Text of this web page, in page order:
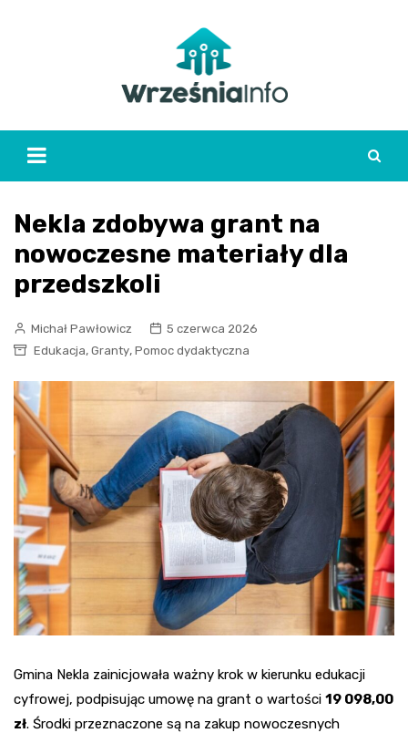
Nekla zdobywa grant na
nowoczesne materiały dla
przedszkoli
Michał Pawłowicz
5 czerwca 2026
Edukacja, Granty, Pomoc dydaktyczna
Gmina Nekla zainicjowała ważny krok w kierunku edukacji
cyfrowej, podpisując umowę na grant o wartości 19 098,00
zł. Środki przeznaczone są na zakup nowoczesnych